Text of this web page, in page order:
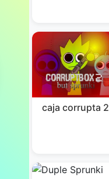
caja corrupta 2